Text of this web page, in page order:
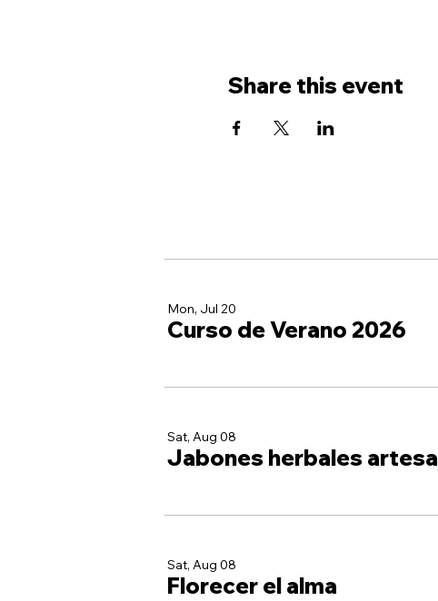
Share this event
Mon, Jul 20
Curso de Verano 2026
Sat, Aug 08
Jabones herbales
Sat, Aug 08
Florecer el alma